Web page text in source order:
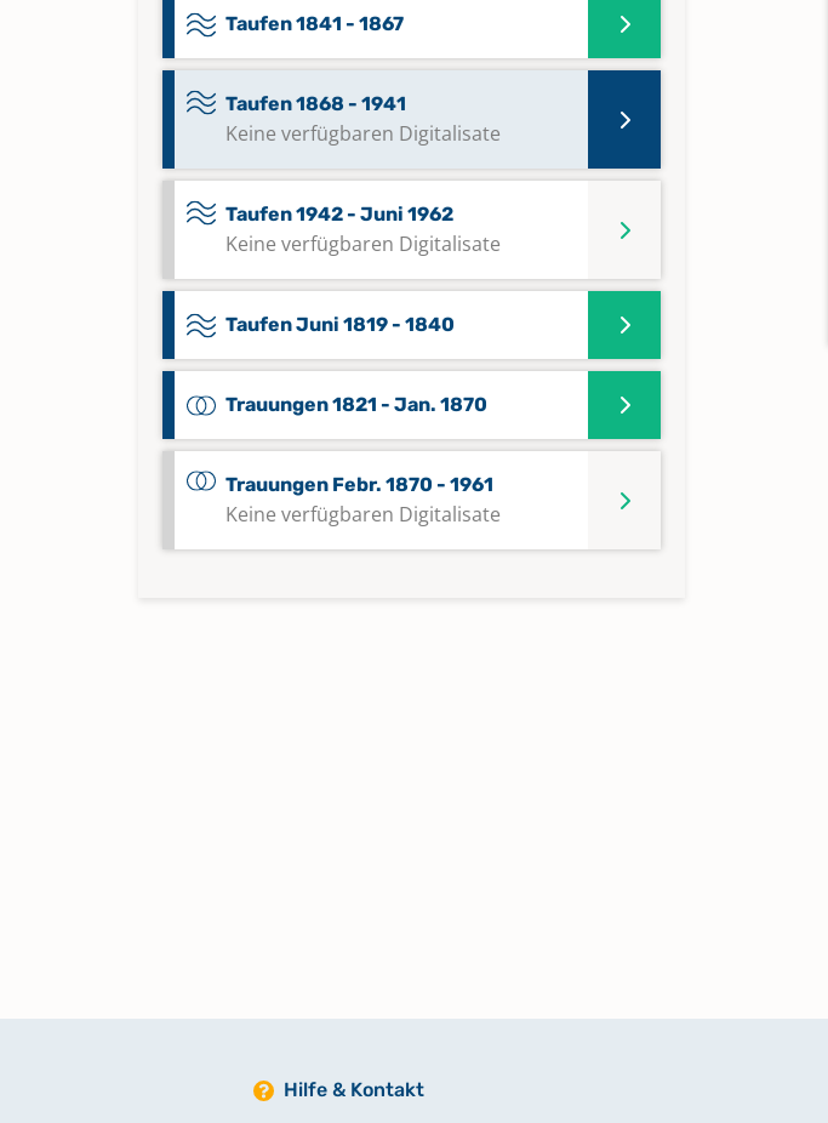
Taufen 1841 - 1867
Taufen 1868 - 1941
Keine verfügbaren Digitalisate
Taufen 1942 - Juni 1962
Keine verfügbaren Digitalisate
Taufen Juni 1819 - 1840
Trauungen 1821 - Jan. 1870
Trauungen Febr. 1870 - 1961
Keine verfügbaren Digitalisate
Hilfe & Kontakt